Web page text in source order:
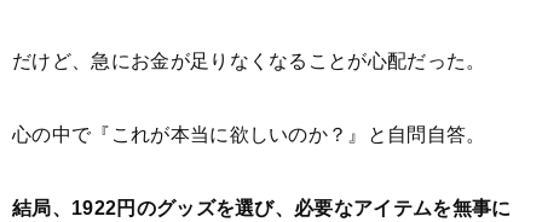
だけど、急にお金が足りなくなることが心配だった。
心の中で『これが本当に欲しいのか？』と自問自答。
結局、1922円のグッズを選び、必要なアイテムを無事に